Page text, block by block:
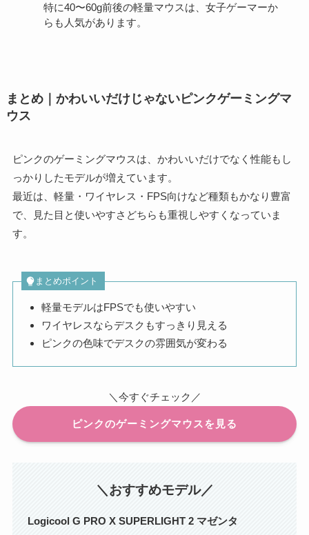
特に40〜60g前後の軽量マウスは、女子ゲーマーか
らも人気があります。
まとめ｜かわいいだけじゃないピンクゲーミングマ
ウス
ピンクのゲーミングマウスは、かわいいだけでなく性能もし
っかりしたモデルが増えています。
最近は、軽量・ワイヤレス・FPS向けなど種類もかなり豊富
で、見た目と使いやすさどちらも重視しやすくなっていま
す。
まとめポイント
軽量モデルはFPSでも使いやすい
ワイヤレスならデスクもすっきり見える
ピンクの色味でデスクの雰囲気が変わる
＼今すぐチェック／
ピンクのゲーミングマウスを見る
＼おすすめモデル／
Logicool G PRO X SUPERLIGHT 2 マゼンタ